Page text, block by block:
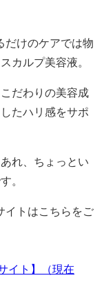
だけのケアでは物
カルプ美容液。
だわりの美容成
たハリ感をサポ
れ、ちょっとい
。
イトはこちらをご
イト】（現在